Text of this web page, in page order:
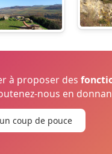
à proposer des
nous en
coup de pouce